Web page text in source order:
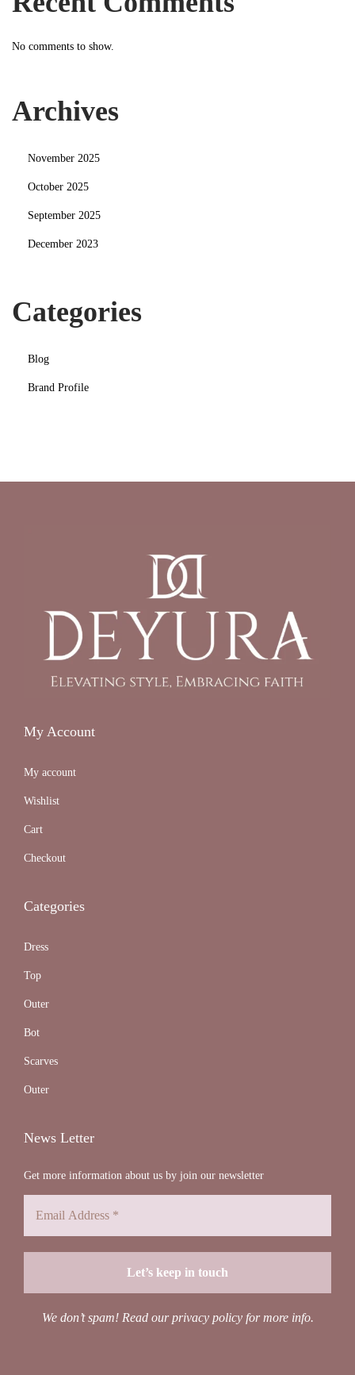
No comments to show.
Archives
November 2025
October 2025
September 2025
December 2023
Categories
Blog
Brand Profile
My Account
My account
Wishlist
Cart
Checkout
Categories
Dress
Top
Outer
Bot
Scarves
Outer
News Letter
Get more information about us by join our newsletter
We don’t spam! Read ourprivacy policyfor more info.